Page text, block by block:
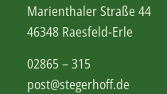
Marienthaler Straße 44
46348 Raesfeld-Erle
02865 – 315
post@stegerhoff.de